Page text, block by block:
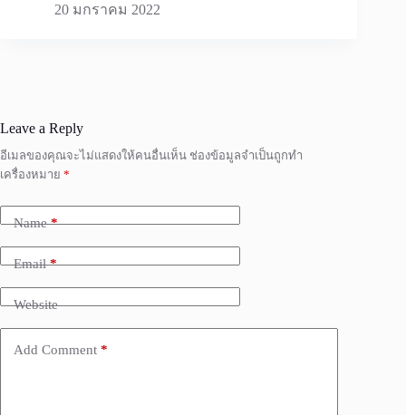
20 มกราคม 2022
Leave a Reply
อีเมลของคุณจะไม่แสดงให้คนอื่นเห็น ช่องข้อมูลจำเป็นถูกทำ
เครื่องหมาย *
Name*
Email*
Website
Add Comment *